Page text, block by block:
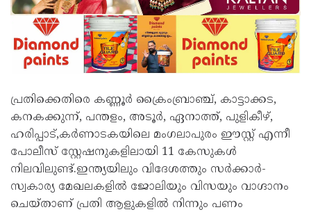
പ്രതിക്കെതിരെ കണ്ണൂര്‍ ക്രൈംബ്രാഞ്ച്, കാട്ടാക്കട,
കനകക്കുന്ന്, പന്തളം, അടൂര്‍, ഏനാത്ത്, പുളികീഴ്,
ഹരിപ്പാട്,കര്‍ണാടകയിലെ മംഗലാപുരം ഈസ്റ്റ് എന്നീ
പോലീസ് സ്റ്റേഷനുകളിലായി 11 കേസുകള്‍
നിലവിലുണ്ട്.ഇന്ത്യയിലും വിദേശത്തും സര്‍ക്കാര്‍-
സ്വകാര്യ മേഖലകളില്‍ ജോലിയും വിസയും വാഗ്ദാനം
ചെയ്താണ് പ്രതി ആളുകളില്‍ നിന്നും പണം